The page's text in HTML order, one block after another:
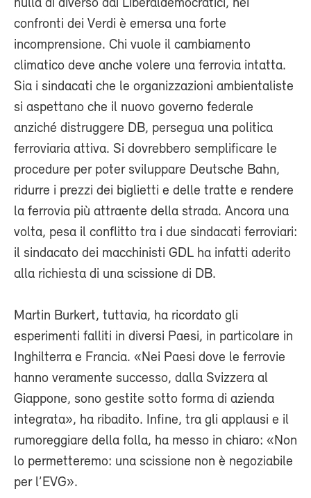
nulla di diverso dai Liberaldemocratici, nei
confronti dei Verdi è emersa una forte
incomprensione. Chi vuole il cambiamento
climatico deve anche volere una ferrovia intatta.
Sia i sindacati che le organizzazioni ambientaliste
si aspettano che il nuovo governo federale
anziché distruggere DB, persegua una politica
ferroviaria attiva. Si dovrebbero semplificare le
procedure per poter sviluppare Deutsche Bahn,
ridurre i prezzi dei biglietti e delle tratte e rendere
la ferrovia più attraente della strada. Ancora una
volta, pesa il conflitto tra i due sindacati ferroviari:
il sindacato dei macchinisti GDL ha infatti aderito
alla richiesta di una scissione di DB.
Martin Burkert, tuttavia, ha ricordato gli
esperimenti falliti in diversi Paesi, in particolare in
Inghilterra e Francia. «Nei Paesi dove le ferrovie
hanno veramente successo, dalla Svizzera al
Giappone, sono gestite sotto forma di azienda
integrata», ha ribadito. Infine, tra gli applausi e il
rumoreggiare della folla, ha messo in chiaro: «Non
lo permetteremo: una scissione non è negoziabile
per l’EVG».